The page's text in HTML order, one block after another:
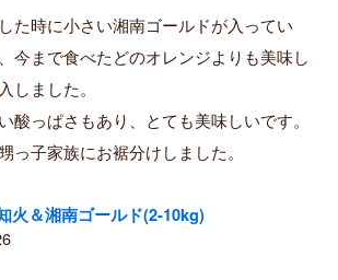
た時に小さい湘南ゴールドが入ってい
今まで食べたどのオレンジよりも美味し
しました。
酸っぱさもあり、とても美味しいです。
っ子家族にお裾分けしました。
火＆湘南ゴールド(2-10kg)